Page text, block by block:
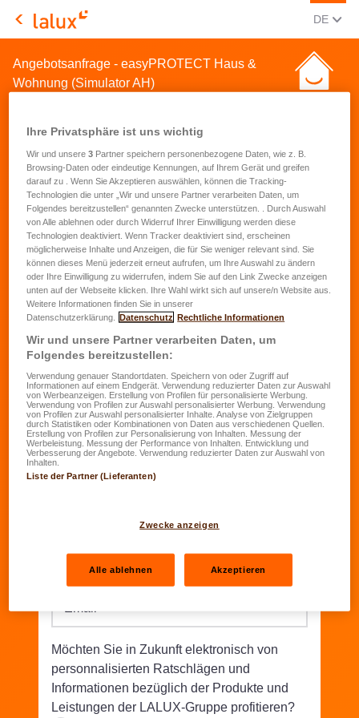
LALUX Assurances
DE
Angebotsanfrage - easyPROTECT Haus &
Wohnung (Simulator AH)
Angebotsanfrage für eine
Hausrat- und
Wohnungsversicherung
Vorname *
Name*
Geburtsdatum*
TT.MM.JJJJ
Straße/Nr.*
Telefon*
Email
Möchten Sie in Zukunft elektronisch von
personnalisierten Ratschlägen und
Informationen bezüglich der Produkte und
Leistungen der LALUX-Gruppe profitieren?
Ihre Privatsphäre ist uns wichtig
Wir und unsere3 Partner speichern personenbezogene Daten, wie z. B.
Browsing-Daten oder eindeutige Kennungen, auf Ihrem Gerät und greifen
darauf zu . Wenn Sie Akzeptieren auswählen, können die Tracking-
Technologien die unter „Wir und unsere Partner verarbeiten Daten, um
Folgendes bereitzustellen“ genannten Zwecke unterstützen. . Durch Auswahl
von Alle ablehnen oder durch Widerruf Ihrer Einwilligung werden diese
Technologien deaktiviert. Wenn Tracker deaktiviert sind, erscheinen
möglicherweise Inhalte und Anzeigen, die für Sie weniger relevant sind. Sie
können dieses Menü jederzeit erneut aufrufen, um Ihre Auswahl zu ändern
oder Ihre Einwilligung zu widerrufen, indem Sie auf den Link Zwecke anzeigen
unten auf der Webseite klicken. Ihre Wahl wirkt sich auf unsere/n Website aus.
Weitere Informationen finden Sie in unserer
Datenschutzerklärung.
Datenschutz Rechtliche Informationen
Wir und unsere Partner verarbeiten Daten, um
Folgendes bereitzustellen:
Verwendung genauer Standortdaten. Speichern von oder Zugriff auf
Informationen auf einem Endgerät. Verwendung reduzierter Daten zur Auswahl
von Werbeanzeigen. Erstellung von Profilen für personalisierte Werbung.
Verwendung von Profilen zur Auswahl personalisierter Werbung. Verwendung
von Profilen zur Auswahl personalisierter Inhalte. Analyse von Zielgruppen
durch Statistiken oder Kombinationen von Daten aus verschiedenen Quellen.
Erstellung von Profilen zur Personalisierung von Inhalten. Messung der
Werbeleistung. Messung der Performance von Inhalten. Entwicklung und
Verbesserung der Angebote. Verwendung reduzierter Daten zur Auswahl von
Inhalten.
Liste der Partner (Lieferanten)
Zwecke anzeigen
Alle ablehnen Akzeptieren